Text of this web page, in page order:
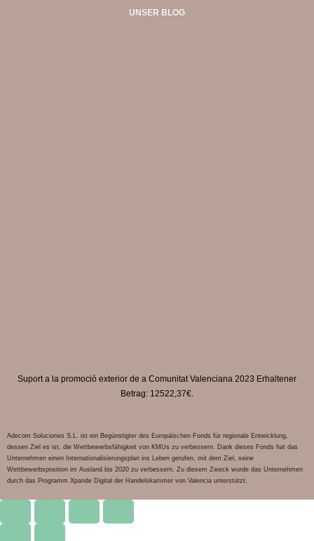
UNSER BLOG
Suport a la promoció exterior de a Comunitat Valenciana 2023 Erhaltener
Betrag: 12522,37€.
Adecom Soluciones S.L. ist ein Begünstigter des Europäischen Fonds für regionale Entwicklung,
dessen Ziel es ist, die Wettbewerbsfähigkeit von KMUs zu verbessern. Dank dieses Fonds hat das
Unternehmen einen Internationalisierungsplan ins Leben gerufen, mit dem Ziel, seine
Wettbewerbsposition im Ausland bis 2020 zu verbessern. Zu diesem Zweck wurde das Unternehmen
durch das Programm Xpande Digital der Handelskammer von Valencia unterstützt.